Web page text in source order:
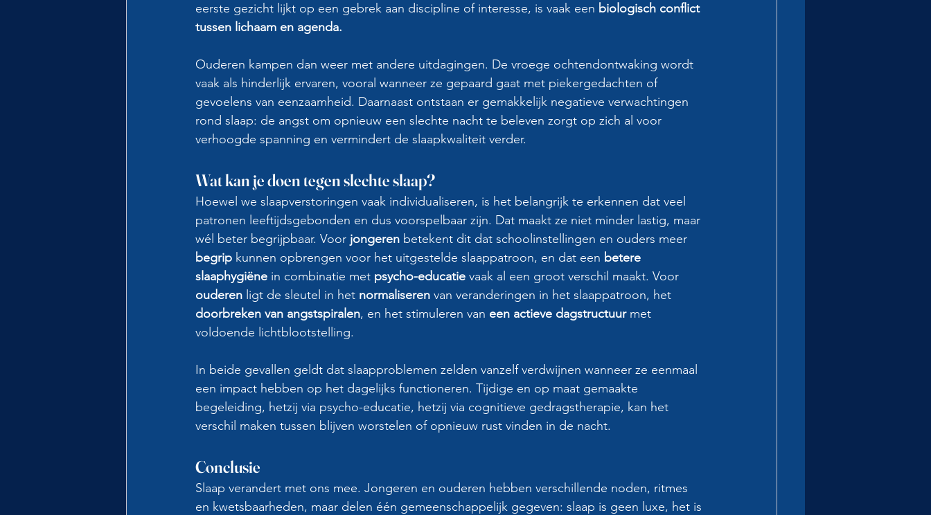
eerste gezicht lijkt op een gebrek aan discipline of interesse, is vaak een biologisch conflict
tussen lichaam en agenda.
Ouderen kampen dan weer met andere uitdagingen. De vroege ochtendontwaking wordt
vaak als hinderlijk ervaren, vooral wanneer ze gepaard gaat met piekergedachten of
gevoelens van eenzaamheid. Daarnaast ontstaan er gemakkelijk negatieve verwachtingen
rond slaap: de angst om opnieuw een slechte nacht te beleven zorgt op zich al voor
verhoogde spanning en vermindert de slaapkwaliteit verder.
Wat kan je doen tegen slechte slaap?
Hoewel we slaapverstoringen vaak individualiseren, is het belangrijk te erkennen dat veel
patronen leeftijdsgebonden en dus voorspelbaar zijn. Dat maakt ze niet minder lastig, maar
wél beter begrijpbaar. Voor jongeren betekent dit dat schoolinstellingen en ouders meer
begrip kunnen opbrengen voor het uitgestelde slaappatroon, en dat een betere
slaaphygiëne in combinatie met psycho-educatie vaak al een groot verschil maakt. Voor
ouderen ligt de sleutel in het normaliseren van veranderingen in het slaappatroon, het
doorbreken van angstspiralen, en het stimuleren van een actieve dagstructuur met
voldoende lichtblootstelling.
In beide gevallen geldt dat slaapproblemen zelden vanzelf verdwijnen wanneer ze eenmaal
een impact hebben op het dagelijks functioneren. Tijdige en op maat gemaakte
begeleiding, hetzij via psycho-educatie, hetzij via cognitieve gedragstherapie, kan het
verschil maken tussen blijven worstelen of opnieuw rust vinden in de nacht.
Conclusie
Slaap verandert met ons mee. Jongeren en ouderen hebben verschillende noden, ritmes
en kwetsbaarheden, maar delen één gemeenschappelijk gegeven: slaap is geen luxe, het is